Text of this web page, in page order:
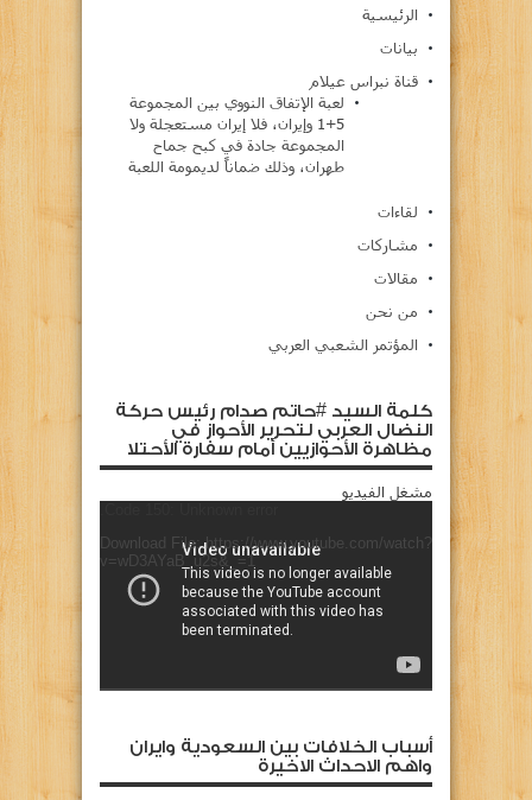
الرئيسية
بيانات
قناة نبراس عيلام
لعبة الإتفاق النووي بين المجموعة
5+1 وإيران، فلا إيران مستعجلة ولا
المجموعة جادة في كبح جماح
طهران، وذلك ضماناً لديمومة اللعبة
لقاءات
مشاركات
مقالات
من نحن
المؤتمر الشعبي العربي
كلمة السيد #حاتم صدام رئيس حركة
النضال العربي لتحرير الأحواز في
مظاهرة الأحوازيين أمام سفارة الأحتلا
مشغل الفيديو
Download File: https://www.youtube.com/watch?
v=wD3AYaB_u2s&_=1
أسباب الخلافات بين السعودية وايران
واهم الاحداث الاخيرة